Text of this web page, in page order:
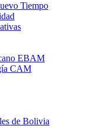
Tiempo
EBAM
CAM
de Bolivia